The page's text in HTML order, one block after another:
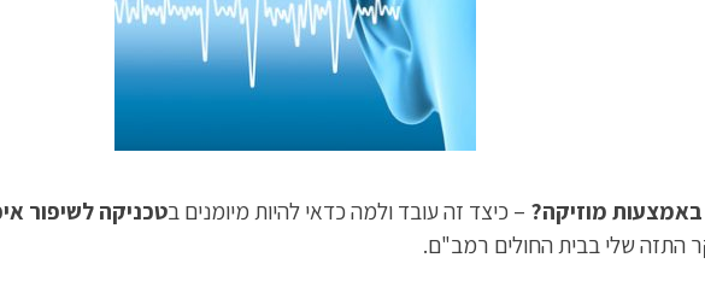
מוזיקה? – כיצד זה עובד ולמה כדאי להיות מיומנים בטכניקה לשיפור
התזה שלי בבית החולים רמב"ם.